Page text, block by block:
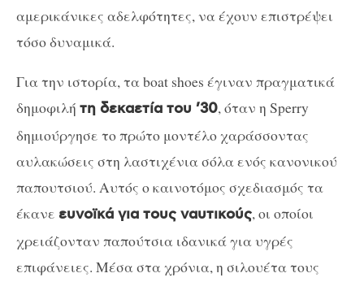
αμερικάνικες αδελφότητες, να έχουν επιστρέψει
τόσο δυναμικά.
Για την ιστορία, τα boat shoes έγιναν πραγματικά
δημοφιλή τη δεκαετία του ’30, όταν η Sperry
δημιούργησε το πρώτο μοντέλο χαράσσοντας
αυλακώσεις στη λαστιχένια σόλα ενός κανονικού
παπουτσιού. Αυτός ο καινοτόμος σχεδιασμός τα
έκανε ευνοϊκά για τους ναυτικούς, οι οποίοι
χρειάζονταν παπούτσια ιδανικά για υγρές
επιφάνειες. Μέσα στα χρόνια, η σιλουέτα τους